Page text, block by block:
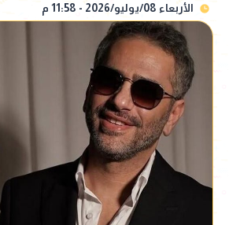
الأربعاء 08/يوليو/2026 - 11:58 م